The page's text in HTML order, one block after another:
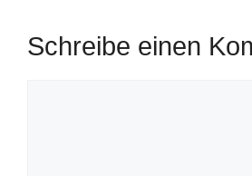
Schreibe einen